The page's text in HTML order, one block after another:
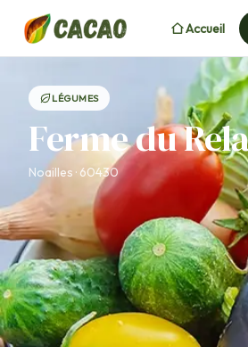
Accueil
LÉGUMES
Ferme du
Noailles · 60430